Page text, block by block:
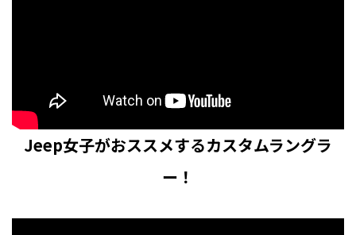
Jeep女子がおススメするカスタムラングラ
ー！